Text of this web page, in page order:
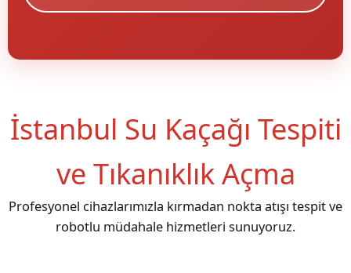
İstanbul Su Kaçağı Tespiti
ve Tıkanıklık Açma
Profesyonel cihazlarımızla kırmadan nokta atışı tespit ve
robotlu müdahale hizmetleri sunuyoruz.